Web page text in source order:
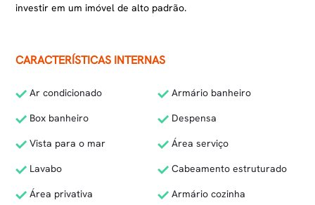
investir em um imóvel de alto padrão.
CARACTERÍSTICAS INTERNAS
Ar condicionado
Armário banheiro
Box banheiro
Despensa
Vista para o mar
Área serviço
Lavabo
Cabeamento estruturado
Área privativa
Armário cozinha